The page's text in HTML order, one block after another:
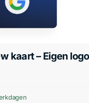
kaart – Eigen logo